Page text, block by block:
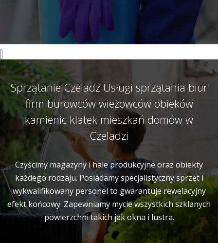
Sprzątanie Czeladź Usługi sprzątania biur
firm burowców wieżowców obieków
kamienic klatek mieszkań domów w
Czeladzi
Czyścimy magazyny i hale produkcyjne oraz obiekty
każdego rodzaju. Posiadamy specjalistyczny sprzęt i
wykwalifikowany personel to gwarantuje rewelacyjny
efekt końcowy. Zapewniamy mycie wszystkich szklanych
powierzchni takich jak okna i lustra.